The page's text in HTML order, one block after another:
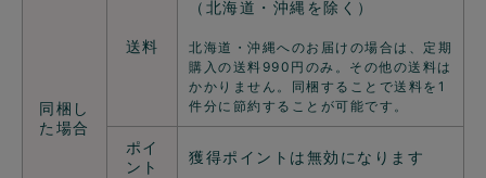
同梱し
た場合
送料
（北海道・沖縄を除く）
北海道・沖縄へのお届けの場合は、定期
購入の送料990円のみ。その他の送料は
かかりません。同梱することで送料を1
件分に節約することが可能です。
ポイ
ント
獲得ポイントは無効になります